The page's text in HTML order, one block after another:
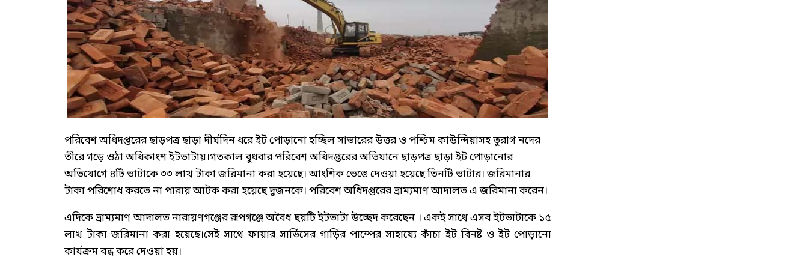
পরিবেশ অধিদপ্তরের ছাড়পত্র ছাড়া দীর্ঘদিন ধরে ইট পোড়ানো হচ্ছিল সাভারের উত্তর ও পশ্চিম কাউন্দিয়াসহ তুরাগ নদের
তীরে গড়ে ওঠা অধিকাংশ ইটভাটায়।গতকাল বুধবার পরিবেশ অধিদপ্তরের অভিযানে ছাড়পত্র ছাড়া ইট পোড়ানোর
অভিযোগে ৪টি ভাটাকে ৩৩ লাখ টাকা জরিমানা করা হয়েছে। আংশিক ভেঙে দেওয়া হয়েছে তিনটি ভাটার। জরিমানার
টাকা পরিশোধ করতে না পারায় আটক করা হয়েছে দুজনকে। পরিবেশ অধিদপ্তরের ভ্রাম্যমাণ আদালত এ জরিমানা করেন।
এদিকে ভ্রাম্যমাণ আদালত নারায়ণগঞ্জের রূপগঞ্জে অবৈধ ছয়টি ইটভাটা উচ্ছেদ করেছেন । একই সাথে এসব ইটভাটাকে ১৫
লাখ টাকা জরিমানা করা হয়েছে।সেই সাথে ফায়ার সার্ভিসের গাড়ির পাম্পের সাহায্যে কাঁচা ইট বিনষ্ট ও ইট পোড়ানো
কার্যক্রম বন্ধ করে দেওয়া হয়।